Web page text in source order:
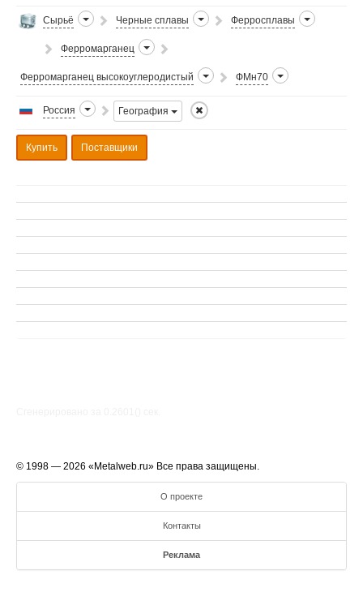
Сырьё Черные сплавы Ферросплавы
Ферромарганец
Ферромарганец высокоуглеродистый ФМн70
Россия География
Купить Поставщики
© 1998 — 2026 «Metalweb.ru» Все права защищены.
О проекте
Контакты
Реклама